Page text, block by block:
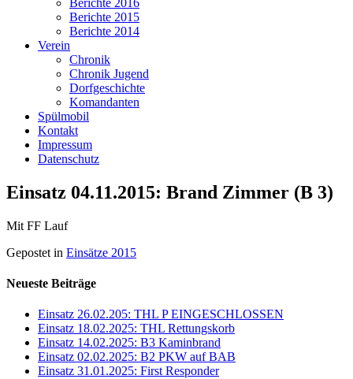
Berichte 2016
Berichte 2015
Berichte 2014
Verein
Chronik
Chronik Jugend
Dorfgeschichte
Komandanten
Spülmobil
Kontakt
Impressum
Datenschutz
Einsatz 04.11.2015: Brand Zimmer (B 3)
Mit FF Lauf
Gepostet in Einsätze 2015
Neueste Beiträge
Einsatz 26.02.205: THL P EINGESCHLOSSEN
Einsatz 18.02.2025: THL Rettungskorb
Einsatz 14.02.2025: B3 Kaminbrand
Einsatz 02.02.2025: B2 PKW auf BAB
Einsatz 31.01.2025: First Responder